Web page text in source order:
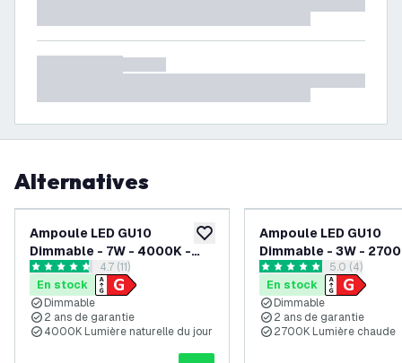
Alternatives
ajouter à la liste de souhaits
Ampoule LED GU10
Dimmable - 7W - 4000K -
560 Lumen - Noirouvrir le tiroir des avis
4.7 étoiles de notation
4.7 (11)
En stock
Dimmable
2 ans de garantie
4000K Lumière naturelle du jour
Ampoule LED GU10
Dimmable - 3W -
240 Lumen - Noir
ouvrir le
5 étoiles de notation
5.0 (4)
En stock
Dimmable
2 ans de garantie
2700K Lumière chaude